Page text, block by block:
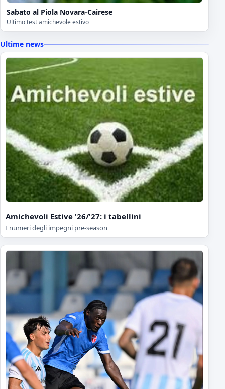
Sabato al Piola Novara-Cairese
Ultimo test amichevole estivo
Ultime news
Amichevoli Estive '26/'27: i tabellini
I numeri degli impegni pre-season